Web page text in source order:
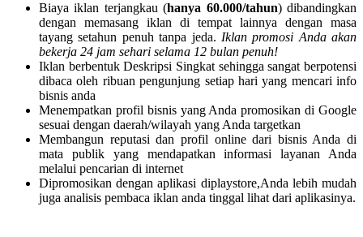
Biaya iklan terjangkau (hanya 60.000/tahun) dibandingkan
dengan memasang iklan di tempat lainnya dengan masa
tayang setahun penuh tanpa jeda. Iklan promosi Anda akan
bekerja 24 jam sehari selama 12 bulan penuh!
Iklan berbentuk Deskripsi Singkat sehingga sangat berpotensi
dibaca oleh ribuan pengunjung setiap hari yang mencari info
bisnis anda
Menempatkan profil bisnis yang Anda promosikan di Google
sesuai dengan daerah/wilayah yang Anda targetkan
Membangun reputasi dan profil online dari bisnis Anda di
mata publik yang mendapatkan informasi layanan Anda
melalui pencarian di internet
Dipromosikan dengan aplikasi diplaystore,Anda lebih mudah
juga analisis pembaca iklan anda tinggal lihat dari aplikasinya.